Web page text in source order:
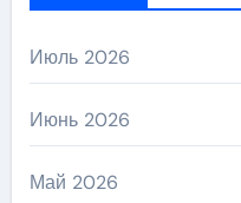
Июль 2026
Июнь 2026
Май 2026